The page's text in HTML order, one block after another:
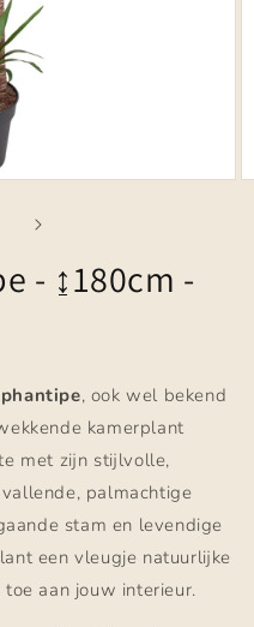
- ↨180cm -
, ook wel bekend
kamerplant
met zijn stijlvolle,
palmachtige
stam en levendige
een vleugje natuurlijke
aan jouw interieur.